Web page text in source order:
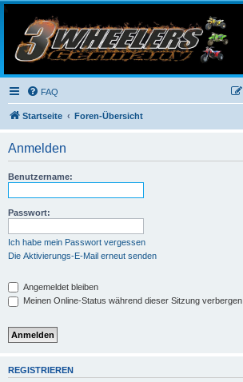
3-Wheelers Germany
Honda, Yamaha, Kawasaki Trike
FAQ
Startseite Foren-Übersicht
Anmelden
Benutzername:
Passwort:
Ich habe mein Passwort vergessen
Die Aktivierungs-E-Mail erneut senden
Angemeldet bleiben
Meinen Online-Status während dieser Sitzung verbergen
REGISTRIEREN